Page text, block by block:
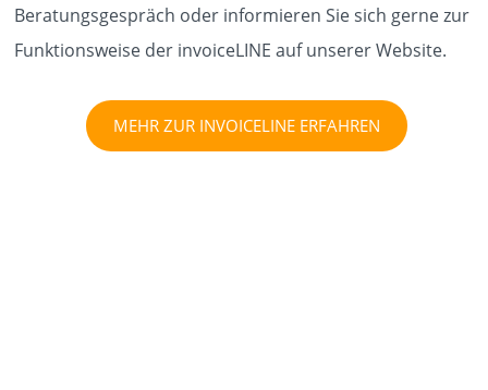
Beratungsgespräch oder informieren Sie sich gerne zur
Funktionsweise der invoiceLINE auf unserer Website.
MEHR ZUR INVOICELINE ERFAHREN